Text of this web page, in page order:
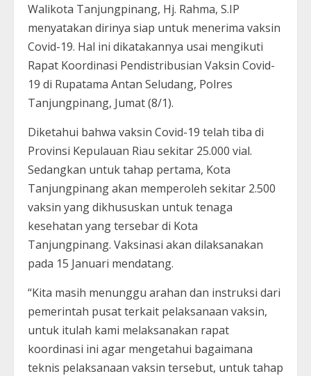
Walikota Tanjungpinang, Hj. Rahma, S.IP
menyatakan dirinya siap untuk menerima vaksin
Covid-19. Hal ini dikatakannya usai mengikuti
Rapat Koordinasi Pendistribusian Vaksin Covid-
19 di Rupatama Antan Seludang, Polres
Tanjungpinang, Jumat (8/1).
Diketahui bahwa vaksin Covid-19 telah tiba di
Provinsi Kepulauan Riau sekitar 25.000 vial.
Sedangkan untuk tahap pertama, Kota
Tanjungpinang akan memperoleh sekitar 2.500
vaksin yang dikhususkan untuk tenaga
kesehatan yang tersebar di Kota
Tanjungpinang. Vaksinasi akan dilaksanakan
pada 15 Januari mendatang.
“Kita masih menunggu arahan dan instruksi dari
pemerintah pusat terkait pelaksanaan vaksin,
untuk itulah kami melaksanakan rapat
koordinasi ini agar mengetahui bagaimana
teknis pelaksanaan vaksin tersebut, untuk tahap